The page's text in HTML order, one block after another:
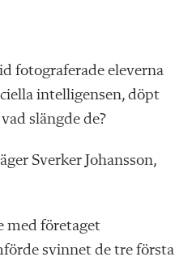
fotograferade eleverna
intelligensen, döpt
slängde de?
Sverker Johansson,
med företaget
svinnet de tre första